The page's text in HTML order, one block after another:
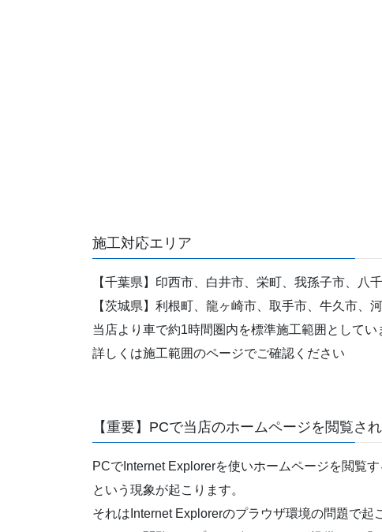
施工対応エリア
【千葉県】印西市、白井市、栄町、我孫子市、
【茨城県】利根町、龍ヶ崎市、取手市、牛久市、
当店より車で約1時間圏内を標準施工範囲としてい
詳しくは施工範囲のページでご確認ください
【重要】PCで当店のホームページを閲覧さ
PCでInternet Explorerを使いホームページを閲覧
という現象が起こります。
それはInternet Explorerのプラウザ環境の問題で起